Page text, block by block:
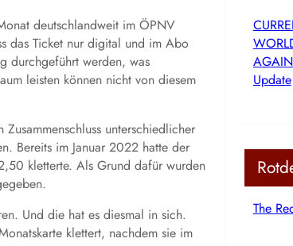
deutschlandweit im ÖPNV
das Ticket nur digital und im Abo
durchgeführt werden, was
leisten können nicht von diesem
unterschiedlicher
Bereits im Januar 2022 hatte der
kletterte. Als Grund dafür wurden
Und die hat es diesmal in sich.
klettert, nachdem sie im
Update
The